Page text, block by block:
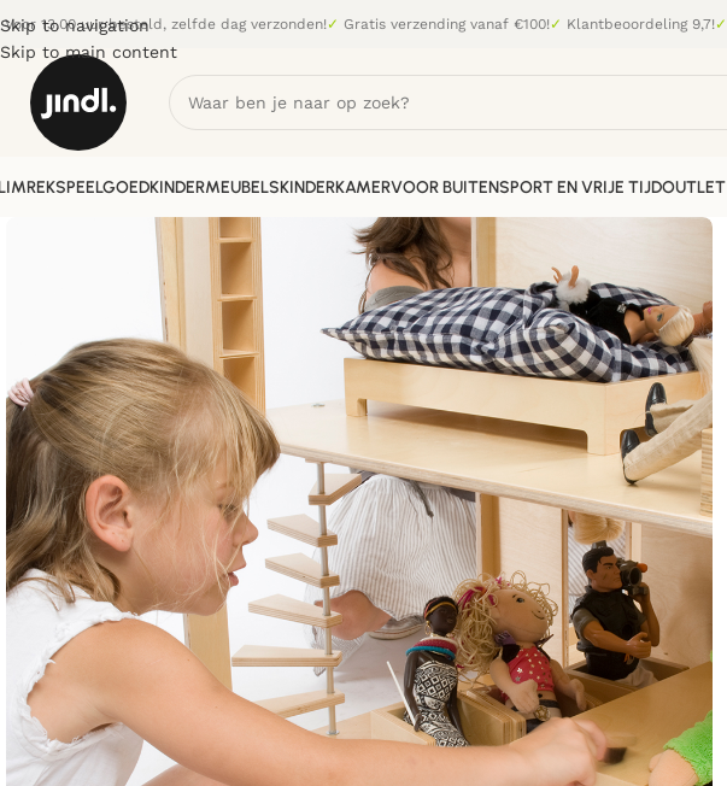
Skip to navigation
Skip to main content
Voor 13.00 uur besteld, zelfde dag verzonden!✓ Gratis verzending vanaf €100!✓ Klantbeoordeling 9,7!✓
SPEELGOEDKINDERMEUBELSKINDERKAMERVOOR BUITENSPORT EN VRIJE TIJDOUTLET